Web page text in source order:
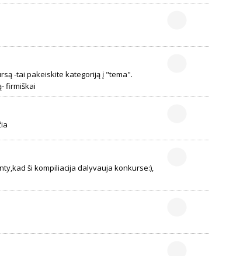
-tai pakeiskite kategoriją į "tema".
firmiškai
ši kompiliacija dalyvauja konkurse:),